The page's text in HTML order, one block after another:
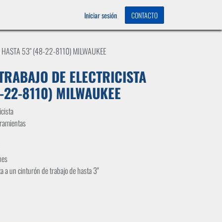
Iniciar sesión CONTACTO
HASTA 53" (48-22-8110) MILWAUKEE
DE ELECTRICISTA
8110) MILWAUKEE
a un cinturón de trabajo de hasta 3"